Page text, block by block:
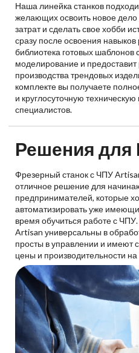
Наша линейка станков
желающих освоить новое
затрат и сделать свое хобби
сразу после освоения
библиотека готовых шаблонов
моделирование и
производства трендовых
комплекте вы получаете
и круглосуточную
специалистов.
Решения для
Фрезерный станок с ЧПУ
отличное решение для
предпринимателей, которые
автоматизировать уже
время обучиться работе с
Artisan универсальны в
просты в управлении и имеют
цены и производительности